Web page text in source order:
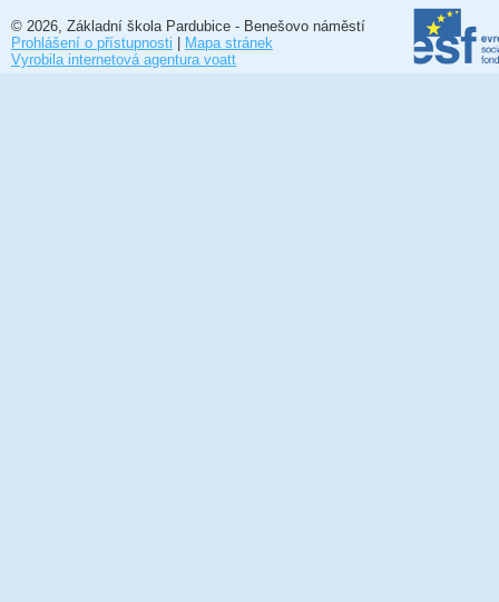
© 2026, Základní škola Pardubice - Benešovo náměstí
Prohlášení o přístupnosti | Mapa stránek
Vyrobila internetová agentura voatt